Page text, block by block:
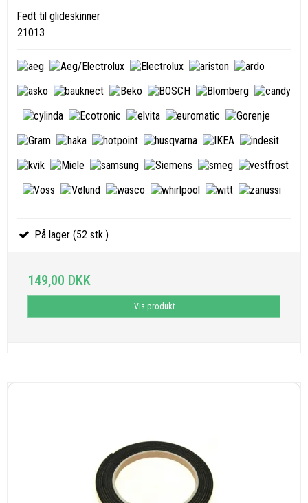
Fedt til glideskinner
21013
På lager (52 stk.)
149,00 DKK
Vis produkt